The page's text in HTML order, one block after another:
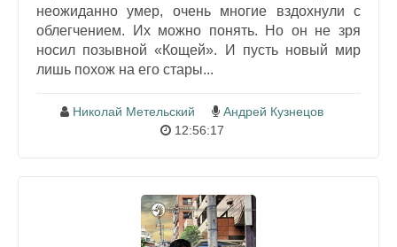
неожиданно умер, очень многие вздохнули с
облегчением. Их можно понять. Но он не зря
носил позывной «Кощей». И пусть новый мир
лишь похож на его стары...
Николай Метельский
Андрей Кузнецов
12:56:17